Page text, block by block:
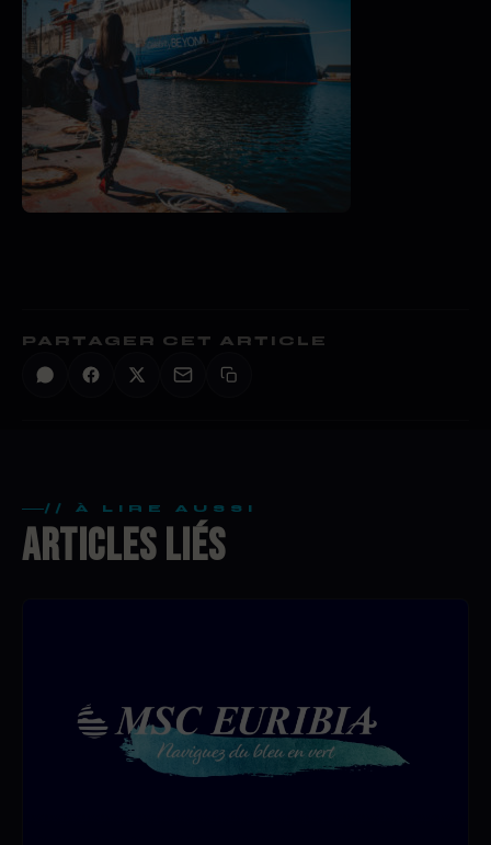
PARTAGER CET ARTICLE
// À LIRE AUSSI
ARTICLES LIÉS